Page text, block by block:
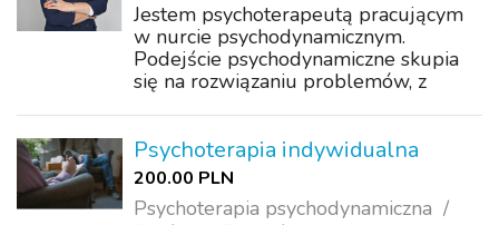
Jestem psychoterapeutą pracującym
w nurcie psychodynamicznym.
Podejście psychodynamiczne skupia
się na rozwiązaniu problemów, z
podejściem głębokim,
umożliwiającym osiągnięcie wglądu
w ...
Psychoterapia indywidualna
200.00 PLN
Psychoterapia psychodynamiczna